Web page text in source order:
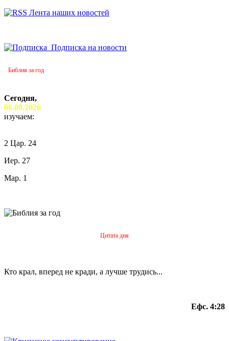
Лента наших новостей
Подписка на новости
Библия за год
Сегодня,
06.08.2026
изучаем:
2 Цар. 24
Иер. 27
Мар. 1
Цитата дня
Кто крал, вперед не кради, а лучше трудись...
Ефс. 4:28